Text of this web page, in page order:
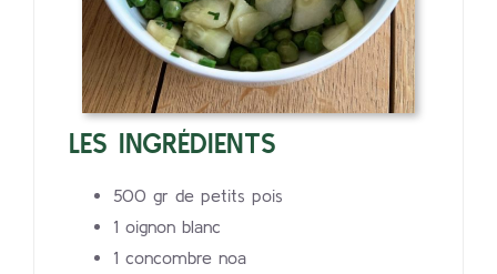
LES INGRÉDIENTS
500 gr de petits pois
1 oignon blanc
1 concombre noa